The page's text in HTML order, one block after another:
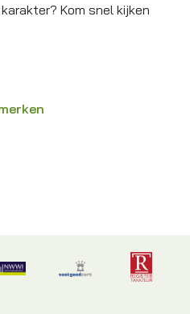
Kom snel kijken